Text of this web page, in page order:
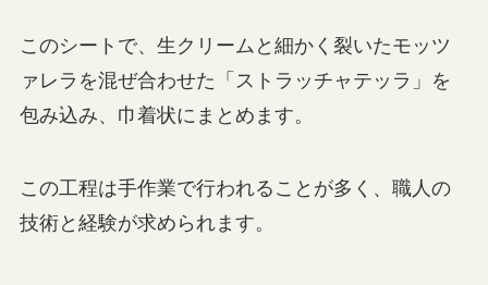
このシートで、生クリームと細かく裂いたモッツ
ァレラを混ぜ合わせた「ストラッチャテッラ」を
包み込み、巾着状にまとめます。
この工程は手作業で行われることが多く、職人の
技術と経験が求められます。